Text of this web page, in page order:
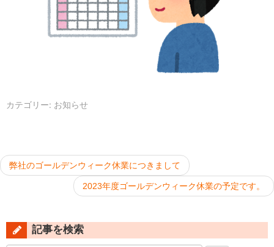
カテゴリー: お知らせ
投
稿
ゲ
ー
弊社のゴールデンウィーク休業につきまして
2023年度ゴールデンウィーク休業の予定です。
記事を検索